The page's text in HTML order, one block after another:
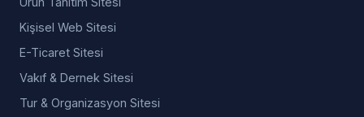
Kişisel Web Sitesi
E-Ticaret Sitesi
Vakıf & Dernek Sitesi
Tur & Organizasyon Sitesi